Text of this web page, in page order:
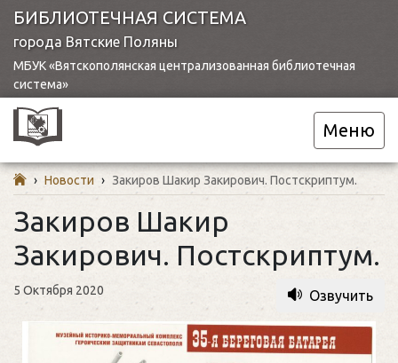
БИБЛИОТЕЧНАЯ СИСТЕМА
города Вятские Поляны
МБУК «Вятскополянская централизованная библиотечная
система»
Меню
› Новости › Закиров Шакир Закирович. Постскриптум.
Закиров Шакир
Закирович. Постскриптум.
5 Октября 2020 Озвучить